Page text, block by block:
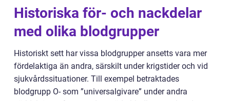
Historiska för- och nackdelar
med olika blodgrupper
Historiskt sett har vissa blodgrupper ansetts vara mer
fördelaktiga än andra, särskilt under krigstider och vid
sjukvårdssituationer. Till exempel betraktades
blodgrupp O- som ”universalgivare” under andra